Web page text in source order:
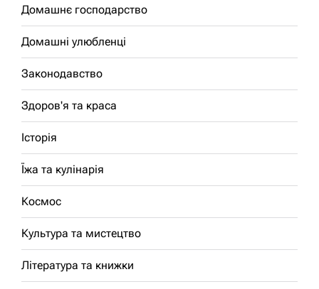
Домашнє господарство
Домашні улюбленці
Законодавство
Здоров'я та краса
Історія
Їжа та кулінарія
Космос
Культура та мистецтво
Література та книжки